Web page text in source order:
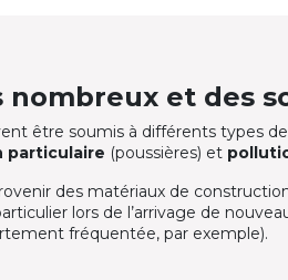
nombreux et des
être soumis à différents types
particulaire (poussières) et
des matériaux de
lors de l’arrivage de
fréquentée, par exemple).